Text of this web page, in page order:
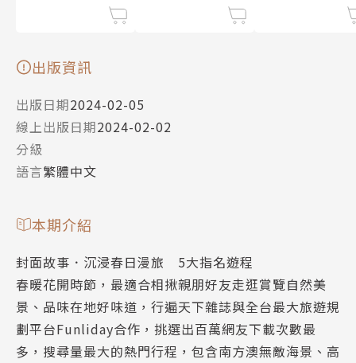
出版資訊
出版日期2024-02-05
線上出版日期2024-02-02
分級
語言繁體中文
本期介紹
封面故事．沉浸春日漫旅 5大指名遊程
春暖花開時節，最適合相揪親朋好友走逛賞覽自然美
景、品味在地好味道，行遍天下雜誌與全台最大旅遊規
劃平台Funliday合作，挑選出百萬網友下載次數最
多，搜尋量最大的熱門行程，包含南方澳無敵海景、高